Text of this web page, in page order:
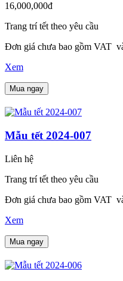
16,000,000đ
Trang trí tết theo yêu cầu
Đơn giá chưa bao gồm VAT
Xem
Mua ngay
Mẫu tết 2024-007
Liên hệ
Trang trí tết theo yêu cầu
Đơn giá chưa bao gồm VAT
Xem
Mua ngay